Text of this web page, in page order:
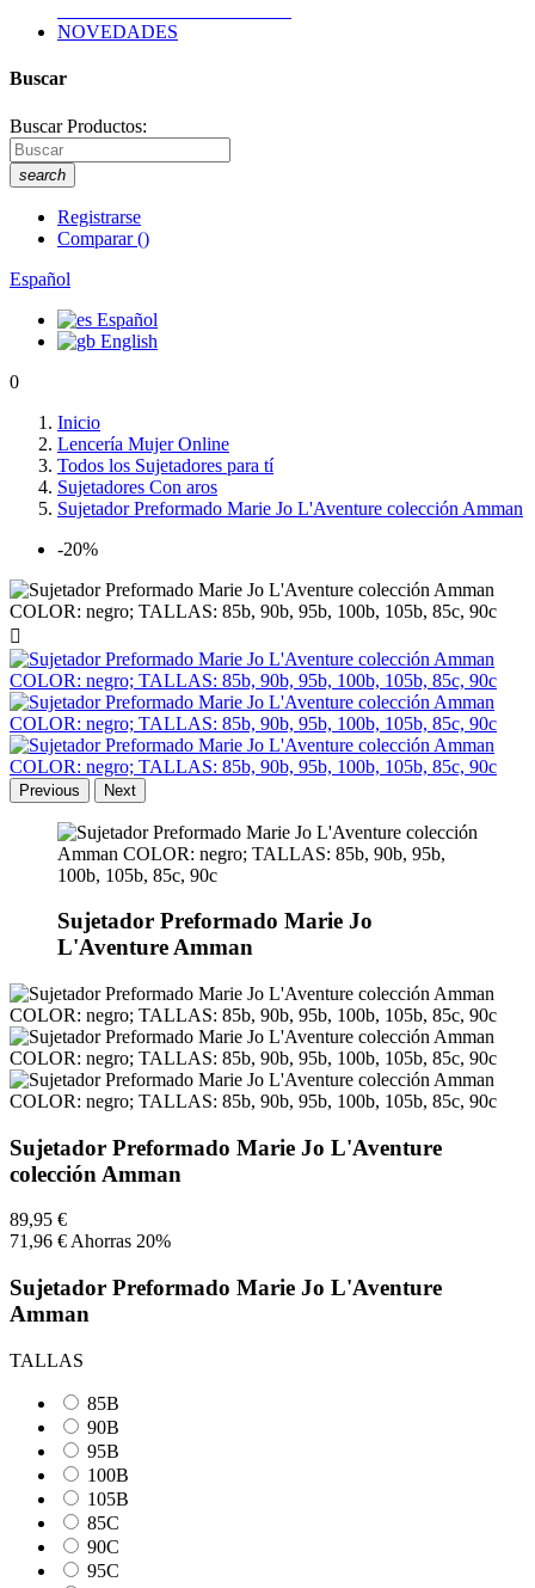
NOVEDADES
Buscar
Buscar Productos:
search
Registrarse
Comparar()
Español
Español
English
0
Inicio
Lencería Mujer Online
Todos los Sujetadores para tí
Sujetadores Con aros
Sujetador Preformado Marie Jo L'Aventure colección Amman
-20%

Previous Next
Sujetador Preformado Marie Jo
L'Aventure Amman
Sujetador Preformado Marie Jo L'Aventure
colección Amman
89,95 €
71,96 €Ahorras 20%
Sujetador Preformado Marie Jo L'Aventure
Amman
TALLAS
85B
90B
95B
100B
105B
85C
90C
95C